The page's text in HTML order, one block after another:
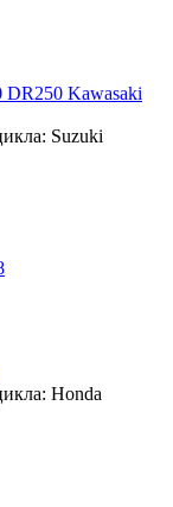
Kawasaki
Suzuki
Honda